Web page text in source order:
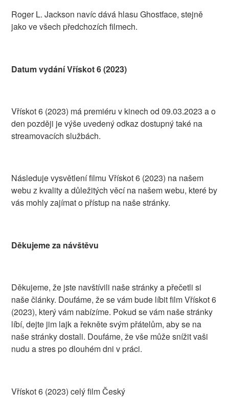
Roger L. Jackson navíc dává hlasu Ghostface, stejně
jako ve všech předchozích filmech.
Datum vydání Vřískot 6 (2023)
Vřískot 6 (2023) má premiéru v kinech od 09.03.2023 a o
den později je výše uvedený odkaz dostupný také na
streamovacích službách.
Následuje vysvětlení filmu Vřískot 6 (2023) na našem
webu z kvality a důležitých věcí na našem webu, které by
vás mohly zajímat o přístup na naše stránky.
Děkujeme za návštěvu
Děkujeme, že jste navštívili naše stránky a přečetli si
naše články. Doufáme, že se vám bude líbit film Vřískot 6
(2023), který vám nabízíme. Pokud se vám naše stránky
líbí, dejte jim lajk a řekněte svým přátelům, aby se na
naše stránky dostali. Doufáme, že vše může snížit vaši
nudu a stres po dlouhém dni v práci.
Vřískot 6 (2023) celý film Český